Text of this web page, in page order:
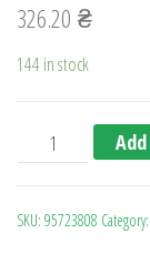
326.20 ₴
144 in stock
Мультитул
SKU: 95723808 Category: